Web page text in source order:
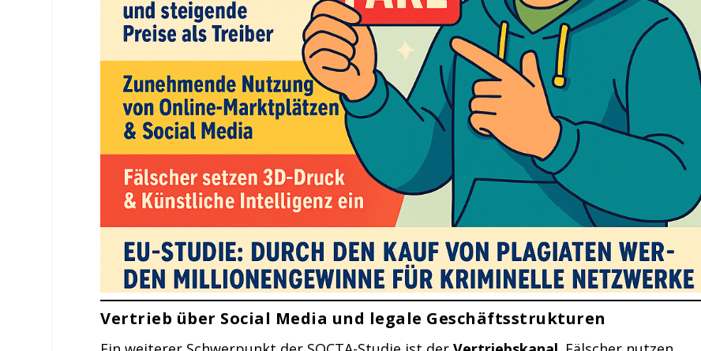
Vertrieb über Social Media und legale Geschäftsstrukturen